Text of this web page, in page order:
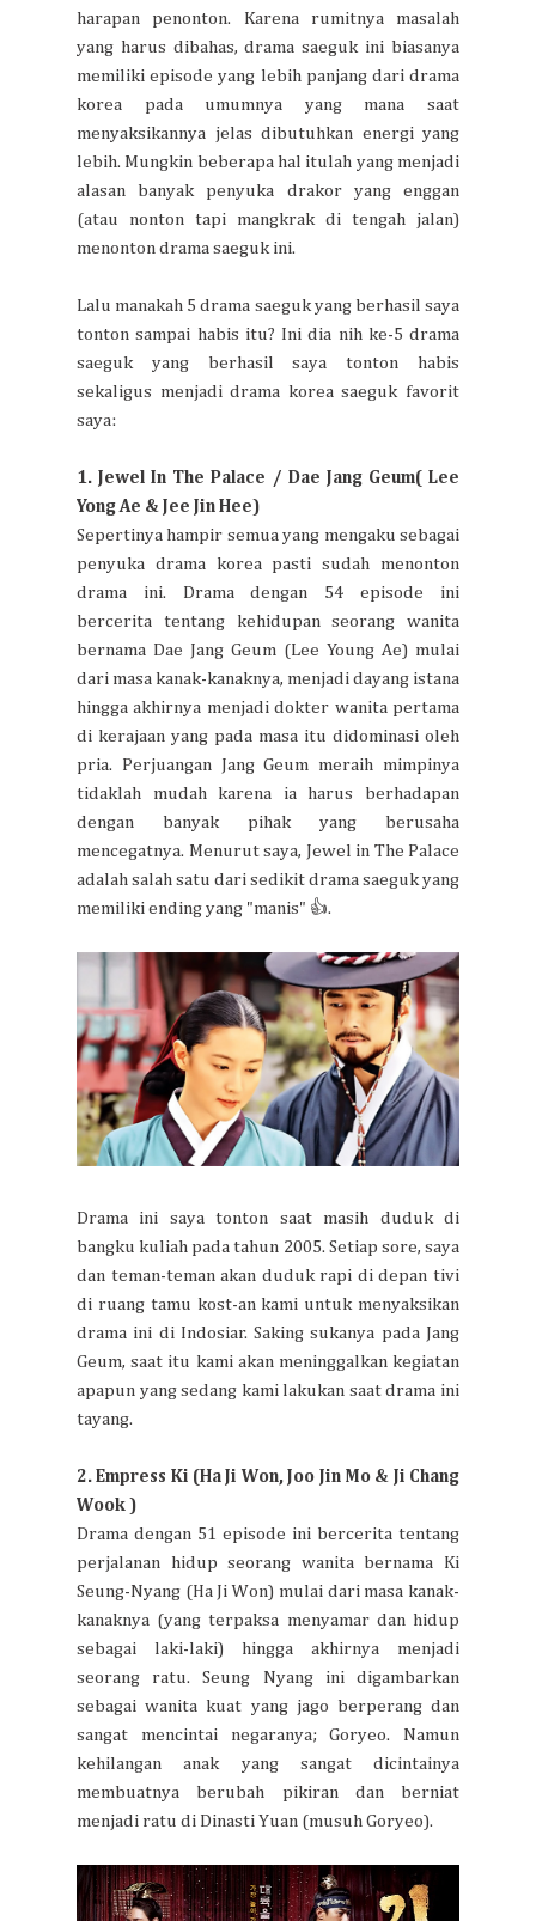
harapan penonton. Karena rumitnya masalah
yang harus dibahas, drama saeguk ini biasanya
memiliki episode yang lebih panjang dari drama
korea pada umumnya yang mana saat
menyaksikannya jelas dibutuhkan energi yang
lebih. Mungkin beberapa hal itulah yang menjadi
alasan banyak penyuka drakor yang enggan
(atau nonton tapi mangkrak di tengah jalan)
menonton drama saeguk ini.
Lalu manakah 5 drama saeguk yang berhasil saya
tonton sampai habis itu? Ini dia nih ke-5 drama
saeguk yang berhasil saya tonton habis
sekaligus menjadi drama korea saeguk favorit
saya:
1. Jewel In The Palace / Dae Jang Geum( Lee
Yong Ae & Jee Jin Hee)
Sepertinya hampir semua yang mengaku sebagai
penyuka drama korea pasti sudah menonton
drama ini. Drama dengan 54 episode ini
bercerita tentang kehidupan seorang wanita
bernama Dae Jang Geum (Lee Young Ae) mulai
dari masa kanak-kanaknya, menjadi dayang istana
hingga akhirnya menjadi dokter wanita pertama
di kerajaan yang pada masa itu didominasi oleh
pria. Perjuangan Jang Geum meraih mimpinya
tidaklah mudah karena ia harus berhadapan
dengan banyak pihak yang berusaha
mencegatnya. Menurut saya, Jewel in The Palace
adalah salah satu dari sedikit drama saeguk yang
memiliki ending yang "manis" 👍.
Drama ini saya tonton saat masih duduk di
bangku kuliah pada tahun 2005. Setiap sore, saya
dan teman-teman akan duduk rapi di depan tivi
di ruang tamu kost-an kami untuk menyaksikan
drama ini di Indosiar. Saking sukanya pada Jang
Geum, saat itu kami akan meninggalkan kegiatan
apapun yang sedang kami lakukan saat drama ini
tayang.
2. Empress Ki (Ha Ji Won, Joo Jin Mo & Ji Chang
Wook )
Drama dengan 51 episode ini bercerita tentang
perjalanan hidup seorang wanita bernama Ki
Seung-Nyang (Ha Ji Won) mulai dari masa kanak-
kanaknya (yang terpaksa menyamar dan hidup
sebagai laki-laki) hingga akhirnya menjadi
seorang ratu. Seung Nyang ini digambarkan
sebagai wanita kuat yang jago berperang dan
sangat mencintai negaranya; Goryeo. Namun
kehilangan anak yang sangat dicintainya
membuatnya berubah pikiran dan berniat
menjadi ratu di Dinasti Yuan (musuh Goryeo).